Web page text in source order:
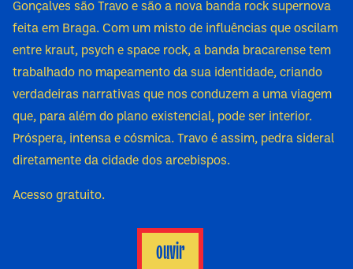
Gonçalves são Travo e são a nova banda rock supernova
feita em Braga. Com um misto de influências que oscilam
entre kraut, psych e space rock, a banda bracarense tem
trabalhado no mapeamento da sua identidade, criando
verdadeiras narrativas que nos conduzem a uma viagem
que, para além do plano existencial, pode ser interior.
Próspera, intensa e cósmica. Travo é assim, pedra sideral
diretamente da cidade dos arcebispos.
Acesso gratuito.
ouvir